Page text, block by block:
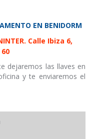
EN BENIDORM
Calle Ibiza 6,
dejaremos las llaves en
y te enviaremos el